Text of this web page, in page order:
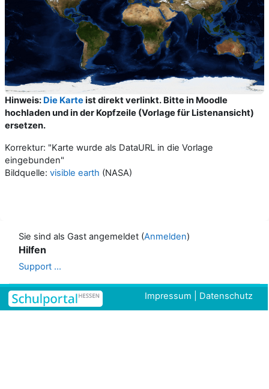
Sydney
Hinweis: Die Karteist direkt verlinkt. Bitte in Moodle
hochladen und in der Kopfzeile (Vorlage für Listenansicht)
ersetzen.
Korrektur: "Karte wurde als DataURL in die Vorlage
eingebunden"
Bildquelle: visible earth (NASA)
Sie sind als Gast angemeldet (Anmelden)
Hilfen
Support ...
Impressum Datenschutz